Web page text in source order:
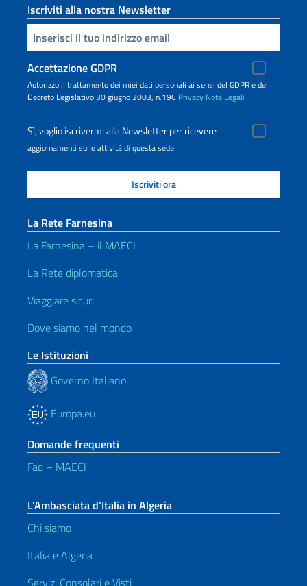
Iscriviti alla nostra Newsletter
Inserisci la tua email
Accettazione GDPR
Autorizzo il trattamento dei miei dati personali ai sensi del GDPR e del
Decreto Legislativo 30 giugno 2003, n.196 Privacy Note Legali
Sì, voglio iscrivermi alla Newsletter per ricevere
aggiornamenti sulle attività di questa sede
La Rete Farnesina
La Farnesina – il MAECI
La Rete diplomatica
Viaggiare sicuri
Dove siamo nel mondo
Le Istituzioni
Governo Italiano
Europa.eu
Domande frequenti
Faq – MAECI
L’Ambasciata d’Italia in Algeria
Chi siamo
Italia e Algeria
Servizi Consolari e Visti